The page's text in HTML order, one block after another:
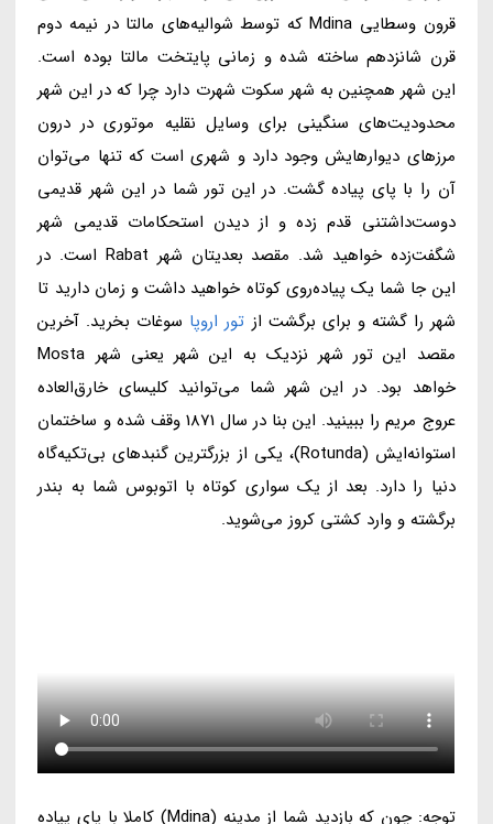
قرون وسطایی Mdina که توسط شوالیه‌های مالتا در نیمه دوم
قرن شانزدهم ساخته شده و زمانی پایتخت مالتا بوده است.
این شهر همچنین به شهر سکوت شهرت دارد چرا که در این شهر
محدودیت‌های سنگینی برای وسایل نقلیه موتوری در درون
مرزهای دیوارهایش وجود دارد و شهری است که تنها می‌توان
آن را با پای پیاده گشت. در این تور شما در این شهر قدیمی
دوست‌داشتنی قدم زده و از دیدن استحکامات قدیمی شهر
شگفت‌زده خواهید شد. مقصد بعدیتان شهر Rabat است. در
این جا شما یک پیاده‌روی کوتاه خواهید داشت و زمان دارید تا
شهر را گشته و برای برگشت از تور اروپا سوغات بخرید. آخرین
مقصد این تور شهر نزدیک به این شهر یعنی شهر Mosta
خواهد بود. در این شهر شما می‌توانید کلیسای خارق‌العاده
عروج مریم را ببینید. این بنا در سال 1871 وقف شده و ساختمان
استوانه‌ایش (Rotunda)، یکی از بزرگترین گنبدهای بی‌تکیه‌گاه
دنیا را دارد. بعد از یک سواری کوتاه با اتوبوس شما به بندر
برگشته و وارد کشتی کروز می‌شوید.
توجه: چون که بازدید شما از مدینه (Mdina) کاملا با پای پیاده